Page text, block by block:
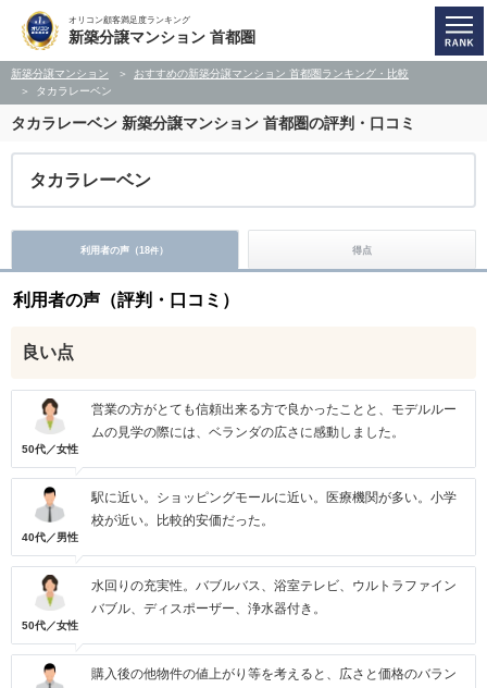
オリコン顧客満足度ランキング
新築分譲マンション 首都圏
新築分譲マンション
おすすめの新築分譲マンション 首都圏ランキング・比較
タカラレーベン
タカラレーベン 新築分譲マンション 首都圏の評判・口コミ
タカラレーベン
利用者の声（18件） 得点
利用者の声（評判・口コミ）
良い点
50代／女性
営業の方がとても信頼出来る方で良かったことと、モデルルー
ムの見学の際には、ベランダの広さに感動しました。
40代／男性
駅に近い。ショッピングモールに近い。医療機関が多い。小学
校が近い。比較的安価だった。
50代／女性
水回りの充実性。バブルバス、浴室テレビ、ウルトラファイン
バブル、ディスポーザー、浄水器付き。
購入後の他物件の値上がり等を考えると、広さと価格のバラン